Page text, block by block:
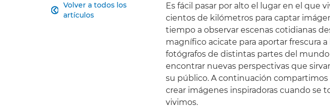
Volver a todos los
artículos

Es fácil pasar por alto el lugar en el que
cientos de kilómetros para captar
tiempo a observar escenas cotidianas
magnífico acicate para aportar frescura
fotógrafos de distintas partes del
encontrar nuevas perspectivas que
su público. A continuación compartimos
crear imágenes inspiradoras cuando se
vivimos.